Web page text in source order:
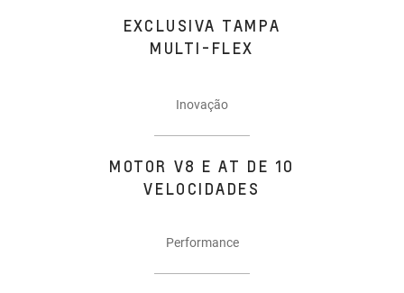
EXCLUSIVA TAMPA
MULTI-FLEX
Inovação
MOTOR V8 E AT DE 10
VELOCIDADES
Performance